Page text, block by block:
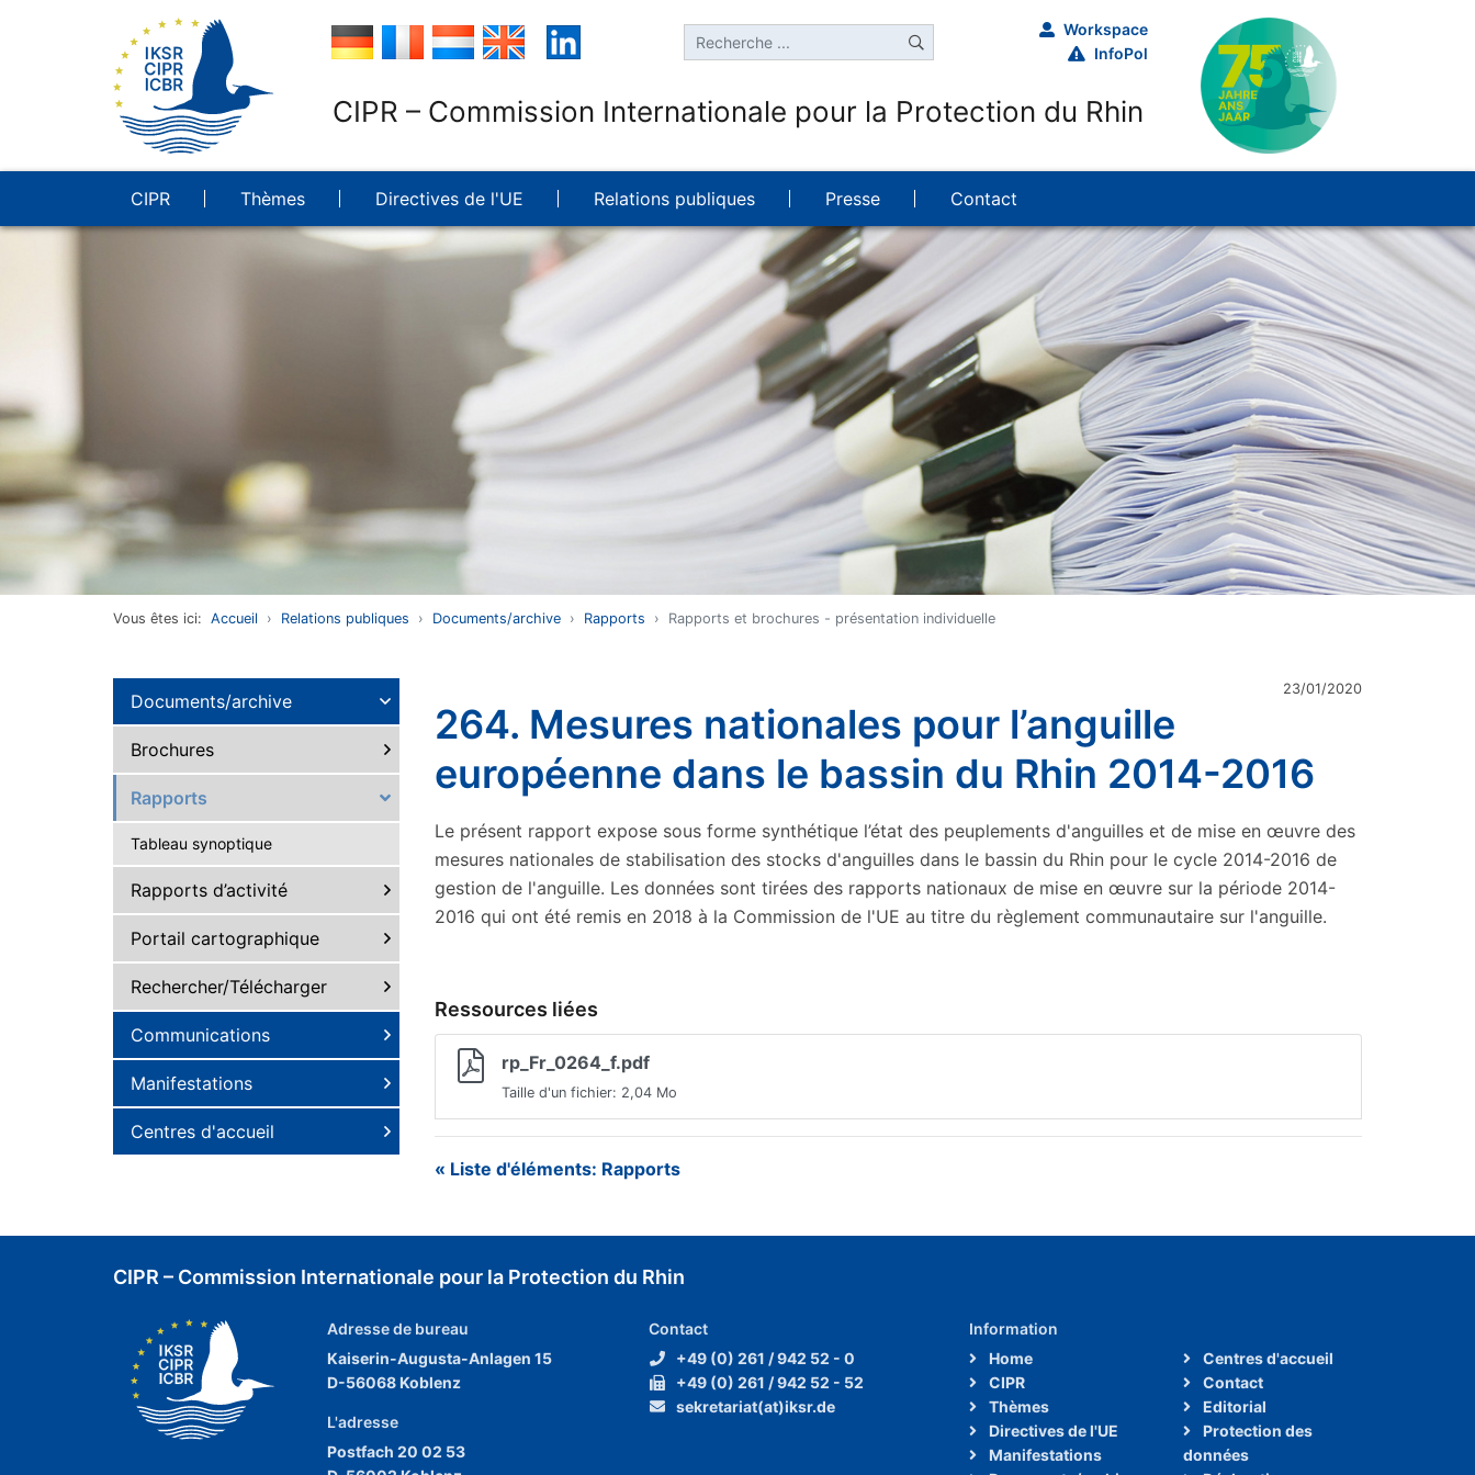
Workspace
InfoPol
CIPR – Commission Internationale pour la Protection du Rhin
CIPR Thèmes Directives de l'UE Relations publiques Presse Contact
Vous êtes ici: Accueil Relations publiques Documents/archive Rapports Rapports et brochures - présentation individuelle
Documents/archive
Brochures
Rapports
Tableau synoptique
Rapports d’activité
Portail cartographique
Rechercher/Télécharger
Communications
Manifestations
Centres d'accueil
23/01/2020
264. Mesures nationales pour l’anguille
européenne dans le bassin du Rhin 2014-2016
Le présent rapport expose sous forme synthétique l’état des peuplements d'anguilles et de mise en œuvre des
mesures nationales de stabilisation des stocks d'anguilles dans le bassin du Rhin pour le cycle 2014-2016 de
gestion de l'anguille. Les données sont tirées des rapports nationaux de mise en œuvre sur la période 2014-
2016 qui ont été remis en 2018 à la Commission de l'UE au titre du règlement communautaire sur l'anguille.
Ressources liées
rp_Fr_0264_f.pdf
Taille d'un fichier: 2,04 Mo
« Liste d'éléments: Rapports
CIPR – Commission Internationale pour la Protection du Rhin
Adresse de bureau
Kaiserin-Augusta-Anlagen 15
D-56068 Koblenz
L'adresse
Postfach 20 02 53
Contact
+49 (0) 261 / 942 52 - 0
+49 (0) 261 / 942 52 - 52
sekretariat(at)iksr.de
Information
Home
CIPR
Thèmes
Directives de l'UE
Manifestations
Centres d'accueil
Contact
Editorial
Protection des
données